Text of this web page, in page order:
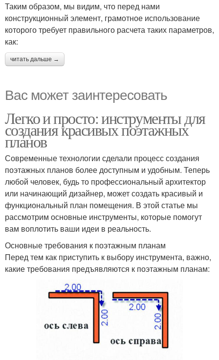
Таким образом, мы видим, что перед нами
конструкционный элемент, грамотное использование
которого требует правильного расчета таких параметров,
как:
читать дальше →
Вас может заинтересовать
Легко и просто: инструменты для
создания красивых поэтажных
планов
Современные технологии сделали процесс создания
поэтажных планов более доступным и удобным. Теперь
любой человек, будь то профессиональный архитектор
или начинающий дизайнер, может создать красивый и
функциональный план помещения. В этой статье мы
рассмотрим основные инструменты, которые помогут
вам воплотить ваши идеи в реальность.
Основные требования к поэтажным планам
Перед тем как приступить к выбору инструмента, важно,
какие требования предъявляются к поэтажным планам: